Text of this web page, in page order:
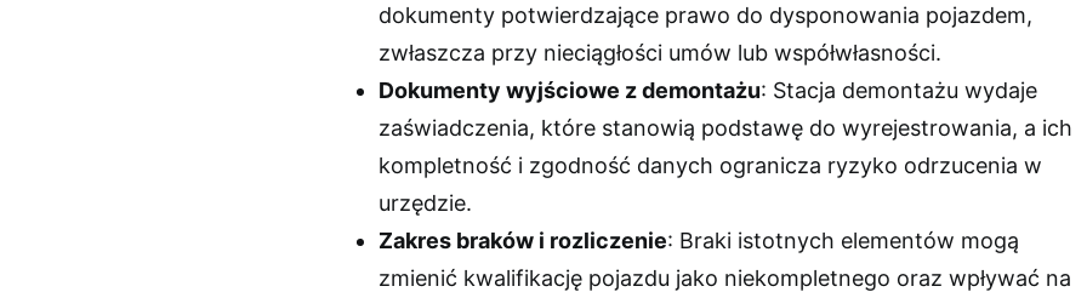
dokumenty potwierdzające prawo do dysponowania pojazdem,
zwłaszcza przy nieciągłości umów lub współwłasności.
Dokumenty wyjściowe z demontażu: Stacja demontażu wydaje
zaświadczenia, które stanowią podstawę do wyrejestrowania, a ich
kompletność i zgodność danych ogranicza ryzyko odrzucenia w
urzędzie.
Zakres braków i rozliczenie: Braki istotnych elementów mogą
zmienić kwalifikację pojazdu jako niekompletnego oraz wpływać na